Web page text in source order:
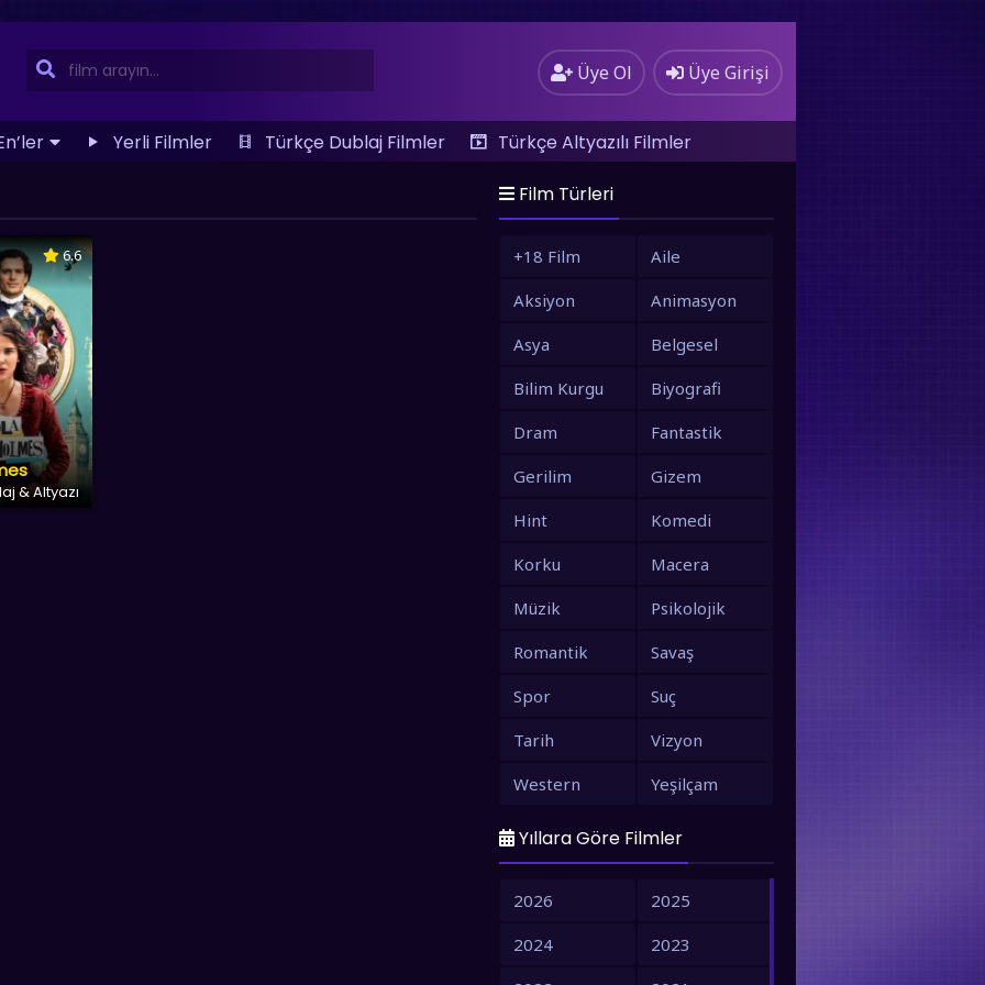
Üye Ol Üye Girişi
Yerli Filmler Türkçe Dublaj Filmler
Türkçe Altyazılı Filmler
6.6
& Altyazı
Film Türleri
+18 Film
Aile
Aksiyon
Animasyon
Asya
Belgesel
Bilim Kurgu
Biyografi
Dram
Fantastik
Gerilim
Gizem
Hint
Komedi
Korku
Macera
Müzik
Psikolojik
Romantik
Savaş
Spor
Suç
Tarih
Vizyon
Western
Yeşilçam
Yıllara Göre Filmler
2026
2025
2024
2023